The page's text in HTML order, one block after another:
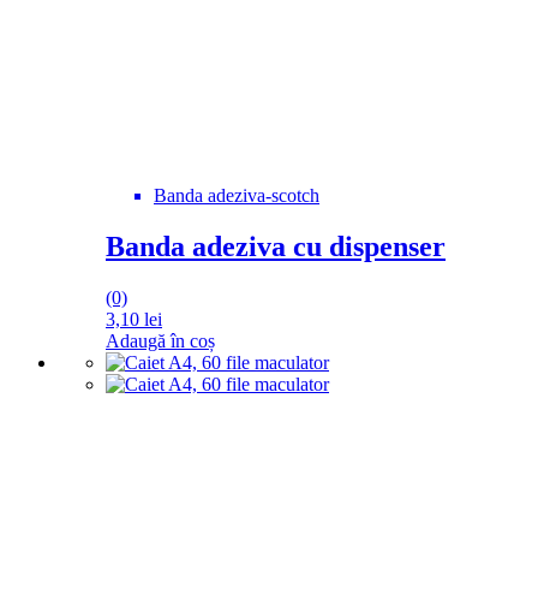
Banda adeziva-scotch
Banda adeziva cu dispenser
(0)
3,10 lei
Adaugă în coș